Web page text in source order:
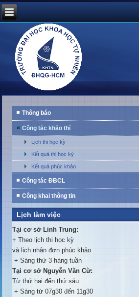
Thông báo
Công tác khảo thí
Lịch thi học kỳ
Kết quả thi học kỳ
Kết quả phúc khảo
Công tác ĐBCL
Công khai thông tin
Lịch làm việc
Tại cơ sở Linh Trung:
+ Theo lịch thi học kỳ
và lịch nhận đơn phúc khảo
+ Sáng thứ 3 hàng tuần
Tại cơ sở Nguyễn Văn Cừ:
Từ thứ hai đến thứ sáu
+ Sáng từ 07g30 đến 11g30